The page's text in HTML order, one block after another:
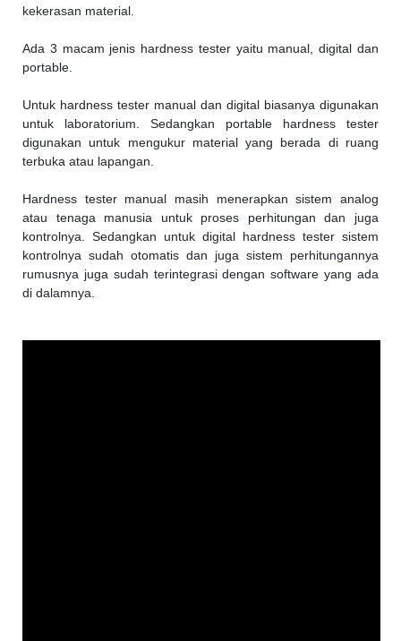
kekerasan material.
Ada 3 macam jenis hardness tester yaitu manual, digital dan
portable.
Untuk hardness tester manual dan digital biasanya digunakan
untuk laboratorium. Sedangkan portable hardness tester
digunakan untuk mengukur material yang berada di ruang
terbuka atau lapangan.
Hardness tester manual masih menerapkan sistem analog
atau tenaga manusia untuk proses perhitungan dan juga
kontrolnya. Sedangkan untuk digital hardness tester sistem
kontrolnya sudah otomatis dan juga sistem perhitungannya
rumusnya juga sudah terintegrasi dengan software yang ada
di dalamnya.